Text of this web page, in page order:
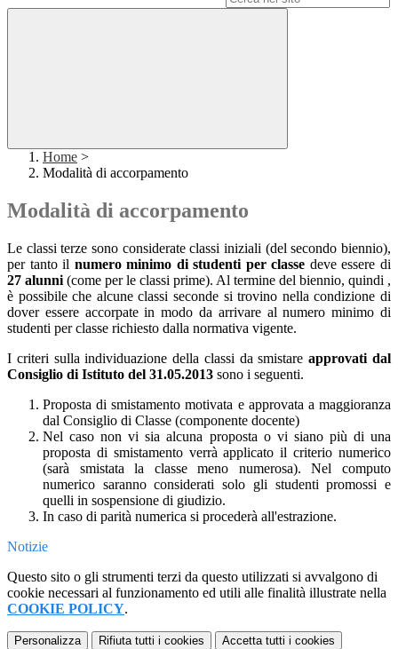
Home >
Modalità di accorpamento
Modalità di accorpamento
Le classi terze sono considerate classi iniziali (del secondo biennio),
per tanto il numero minimo di studenti per classe deve essere di
27 alunni (come per le classi prime). Al termine del biennio, quindi ,
è possibile che alcune classi seconde si trovino nella condizione di
dover essere accorpate in modo da arrivare al numero minimo di
studenti per classe richiesto dalla normativa vigente.
I criteri sulla individuazione della classi da smistare approvati dal
Consiglio di Istituto del 31.05.2013 sono i seguenti.
Proposta di smistamento motivata e approvata a maggioranza
dal Consiglio di Classe (componente docente)
Nel caso non vi sia alcuna proposta o vi siano più di una
proposta di smistamento verrà applicato il criterio numerico
(sarà smistata la classe meno numerosa). Nel computo
numerico saranno considerati solo gli studenti promossi e
quelli in sospensione di giudizio.
In caso di parità numerica si procederà all'estrazione.
Notizie
Questo sito o gli strumenti terzi da questo utilizzati si avvalgono di
cookie necessari al funzionamento ed utili alle finalità illustrate nella
COOKIE POLICY.
Personalizza Rifiuta tutti i cookies Accetta tutti i cookies